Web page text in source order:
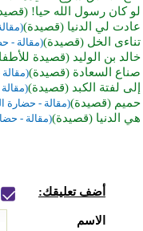
لو كان رسول الله حيا!
عادت لي الدنيا (قصيدة)
تناءى الخل (قصيدة)(مقالة -
خالد بن الوليد (قصيدة
صناع السعادة (قصيدة)
إلى لفتة الكبد (قصيدة)
حميم (قصيدة)(مقالة - حضارة
هي الدنيا (قصيدة)(مقالة -
أضف تعليقك:
الاسم